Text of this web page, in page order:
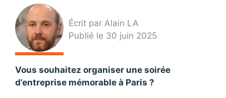
Écrit par Alain LA
Publié le 30 juin 2025
Vous souhaitez organiser une soirée
d’entreprise mémorable à Paris ?